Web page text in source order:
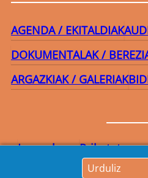
AGENDA / EKITALDIAK
DOKUMENTALAK /
ARGAZKIAK / GALERIAK
Lege-oharra